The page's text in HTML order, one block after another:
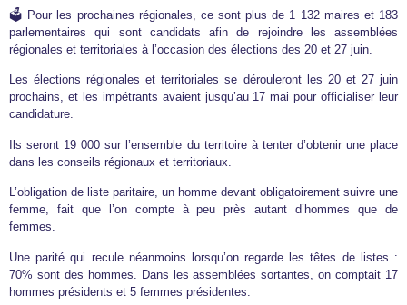
🗳️ Pour les prochaines régionales, ce sont plus de 1 132 maires et 183
parlementaires qui sont candidats afin de rejoindre les assemblées
régionales et territoriales à l’occasion des élections des 20 et 27 juin.
Les élections régionales et territoriales se dérouleront les 20 et 27 juin
prochains, et les impétrants avaient jusqu’au 17 mai pour officialiser leur
candidature.
Ils seront 19 000 sur l’ensemble du territoire à tenter d’obtenir une place
dans les conseils régionaux et territoriaux.
L’obligation de liste paritaire, un homme devant obligatoirement suivre une
femme, fait que l’on compte à peu près autant d’hommes que de
femmes.
Une parité qui recule néanmoins lorsqu’on regarde les têtes de listes :
70% sont des hommes. Dans les assemblées sortantes, on comptait 17
hommes présidents et 5 femmes présidentes.